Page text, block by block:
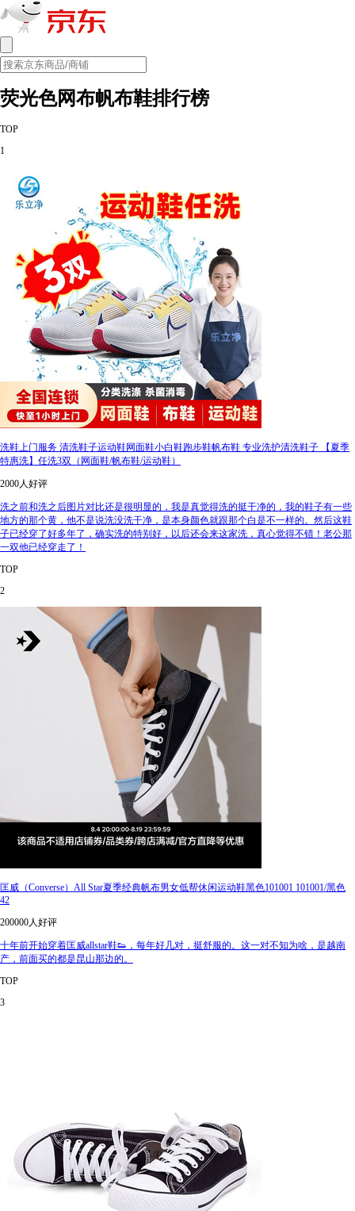
荧光色网布帆布鞋排行榜
TOP
1
洗鞋上门服务 清洗鞋子运动鞋网面鞋小白鞋跑步鞋帆布鞋 专业洗护清洗鞋子 【夏季
特惠洗】任洗3双（网面鞋/帆布鞋/运动鞋）
2000人好评
洗之前和洗之后图片对比还是很明显的，我是真觉得洗的挺干净的，我的鞋子有一些
地方的那个黄，他不是说洗没洗干净，是本身颜色就跟那个白是不一样的。然后这鞋
子已经穿了好多年了，确实洗的特别好，以后还会来这家洗，真心觉得不错！老公那
一双他已经穿走了！
TOP
2
匡威（Converse）All Star夏季经典帆布男女低帮休闲运动鞋黑色101001 101001/黑色
42
200000人好评
十年前开始穿着匡威allstar鞋👟，每年好几对，挺舒服的。这一对不知为啥，是越南
产，前面买的都是昆山那边的。
TOP
3